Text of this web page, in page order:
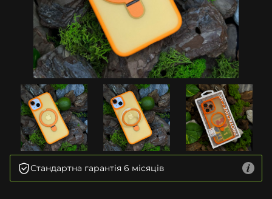
Стандартна гарантія 6 місяців